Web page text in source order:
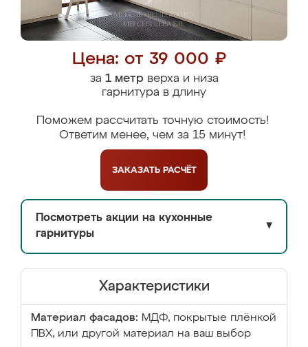
Цена: от 39 000 ₽
за 1 метрверха и низа
гарнитура в длину
Поможем рассчитать точную стоимость!
Ответим менее, чем за 15 минут!
ЗАКАЗАТЬ РАСЧЁТ
Посмотреть акции на кухонные
гарнитуры
▼
Характеристики
Материал фасадов: МДФ, покрытые плёнкой
ПВХ, или другой материал на ваш выбор